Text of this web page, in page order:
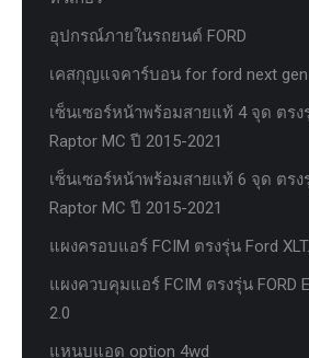
อุปกรณ์ภายในรถยนต์ FORD
เคสกุญแจคาร์บอน for ford next gen
เซ็นเซอร์หน้าพร้อมสายแท้ 4 จุด ตรง
Raptor MC ปี 2015-2021
เซ็นเซอร์หน้าพร้อมสายแท้ 6 จุด ตรง
Raptor MC ปี 2015-2021
แผงครอบแอร์ FCIM ตรงรุ่น Ford
แผงควบคุมแอร์ FCIM ตรงรุ่น FORD
2.0
แหนบแอด option 4wd